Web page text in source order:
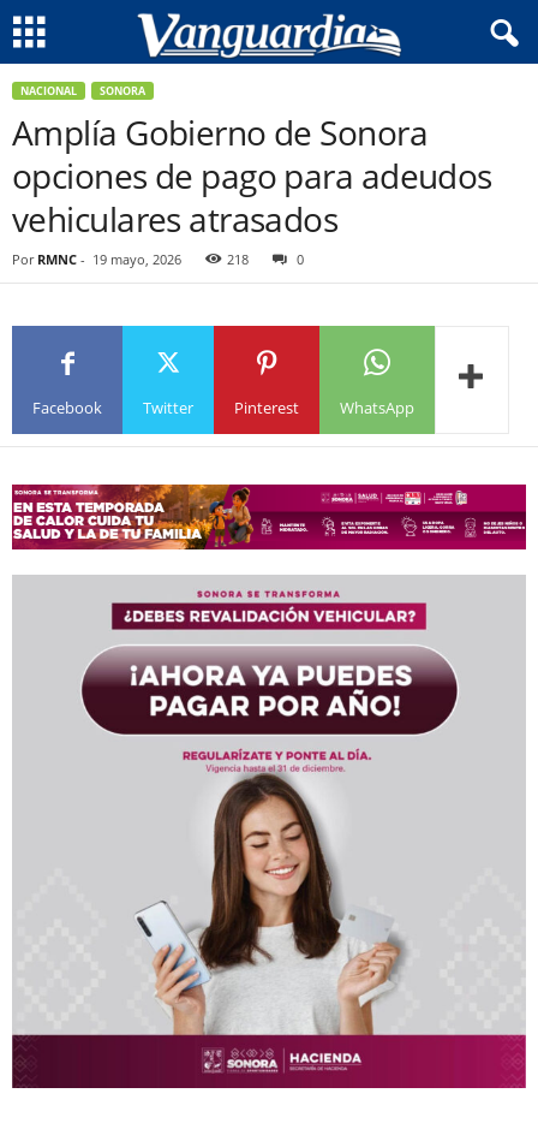
NACIONAL SONORA
Amplía Gobierno de Sonora
opciones de pago para adeudos
vehiculares atrasados
Por RMNC - 19 mayo, 2026 218 0
Facebook Twitter Pinterest WhatsApp